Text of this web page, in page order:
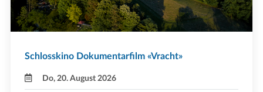
Schlosskino Dokumentarfilm «Vracht»
Do, 20. August 2026